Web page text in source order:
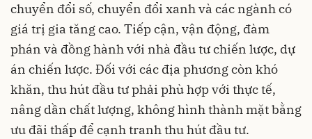
chuyển đổi số, chuyển đổi xanh và các ngành có
giá trị gia tăng cao. Tiếp cận, vận động, đàm
phán và đồng hành với nhà đầu tư chiến lược, dự
án chiến lược. Đối với các địa phương còn khó
khăn, thu hút đầu tư phải phù hợp với thực tế,
nâng dần chất lượng, không hình thành mặt bằng
ưu đãi thấp để cạnh tranh thu hút đầu tư.